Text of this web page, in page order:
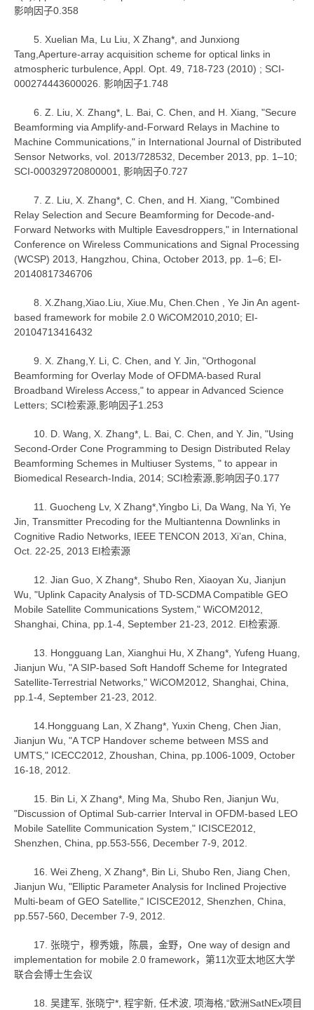
影响因子0.358
5. Xuelian Ma, Lu Liu, X Zhang*, and Junxiong
Tang,Aperture-array acquisition scheme for optical links in
atmospheric turbulence, Appl. Opt. 49, 718-723 (2010) ; SCI-
000274443600026. 影响因子1.748
6. Z. Liu, X. Zhang*, L. Bai, C. Chen, and H. Xiang, "Secure
Beamforming via Amplify-and-Forward Relays in Machine to
Machine Communications," in International Journal of Distributed
Sensor Networks, vol. 2013/728532, December 2013, pp. 1–10;
SCI-000329720800001, 影响因子0.727
7. Z. Liu, X. Zhang*, C. Chen, and H. Xiang, "Combined
Relay Selection and Secure Beamforming for Decode-and-
Forward Networks with Multiple Eavesdroppers," in International
Conference on Wireless Communications and Signal Processing
(WCSP) 2013, Hangzhou, China, October 2013, pp. 1–6; EI-
20140817346706
8. X.Zhang,Xiao.Liu, Xiue.Mu, Chen.Chen , Ye Jin An agent-
based framework for mobile 2.0 WiCOM2010,2010; EI-
20104713416432
9. X. Zhang,Y. Li, C. Chen, and Y. Jin, "Orthogonal
Beamforming for Overlay Mode of OFDMA-based Rural
Broadband Wireless Access," to appear in Advanced Science
Letters; SCI检索源,影响因子1.253
10. D. Wang, X. Zhang*, L. Bai, C. Chen, and Y. Jin, "Using
Second-Order Cone Programming to Design Distributed Relay
Beamforming Schemes in Multiuser Systems, " to appear in
Biomedical Research-India, 2014; SCI检索源,影响因子0.177
11. Guocheng Lv, X Zhang*,Yingbo Li, Da Wang, Na Yi, Ye
Jin, Transmitter Precoding for the Multiantenna Downlinks in
Cognitive Radio Networks, IEEE TENCON 2013, Xi’an, China,
Oct. 22-25, 2013 EI检索源
12. Jian Guo, X Zhang*, Shubo Ren, Xiaoyan Xu, Jianjun
Wu, "Uplink Capacity Analysis of TD-SCDMA Compatible GEO
Mobile Satellite Communications System," WiCOM2012,
Shanghai, China, pp.1-4, September 21-23, 2012. EI检索源.
13. Hongguang Lan, Xianghui Hu, X Zhang*, Yufeng Huang,
Jianjun Wu, "A SIP-based Soft Handoff Scheme for Integrated
Satellite-Terrestrial Networks," WiCOM2012, Shanghai, China,
pp.1-4, September 21-23, 2012.
14.Hongguang Lan, X Zhang*, Yuxin Cheng, Chen Jian,
Jianjun Wu, "A TCP Handover scheme between MSS and
UMTS," ICECC2012, Zhoushan, China, pp.1006-1009, October
16-18, 2012.
15. Bin Li, X Zhang*, Ming Ma, Shubo Ren, Jianjun Wu,
"Discussion of Optimal Sub-carrier Interval in OFDM-based LEO
Mobile Satellite Communication System," ICISCE2012,
Shenzhen, China, pp.553-556, December 7-9, 2012.
16. Wei Zheng, X Zhang*, Bin Li, Shubo Ren, Jiang Chen,
Jianjun Wu, "Elliptic Parameter Analysis for Inclined Projective
Multi-beam of GEO Satellite," ICISCE2012, Shenzhen, China,
pp.557-560, December 7-9, 2012.
17. 张晓宁，穆秀娥，陈晨，金野，One way of design and
implementation for mobile 2.0 framework，第11次亚太地区大学
联合会博士生会议
18. 吴建军, 张晓宁*, 程宇新, 任术波, 项海格,“欧洲SatNEx项目